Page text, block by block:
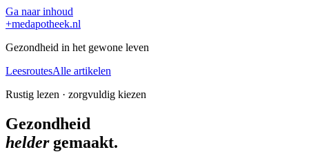
Ga naar inhoud
+medapotheek.nl
Gezondheid in het gewone leven
LeesroutesAlle artikelen
Rustig lezen · zorgvuldig kiezen
Gezondheid
heldergemaakt.